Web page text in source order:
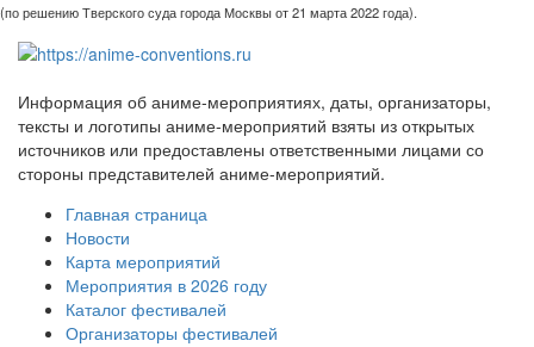
(по решению Тверского суда города Москвы от 21 марта 2022 года).
Информация об аниме-мероприятиях, даты, организаторы,
тексты и логотипы аниме-мероприятий взяты из открытых
источников или предоставлены ответственными лицами со
стороны представителей аниме-мероприятий.
Главная страница
Новости
Карта мероприятий
Мероприятия в 2026 году
Каталог фестивалей
Организаторы фестивалей